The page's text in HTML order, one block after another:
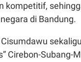
kompetitif,
di Bandung.
Cirebon-Subang-